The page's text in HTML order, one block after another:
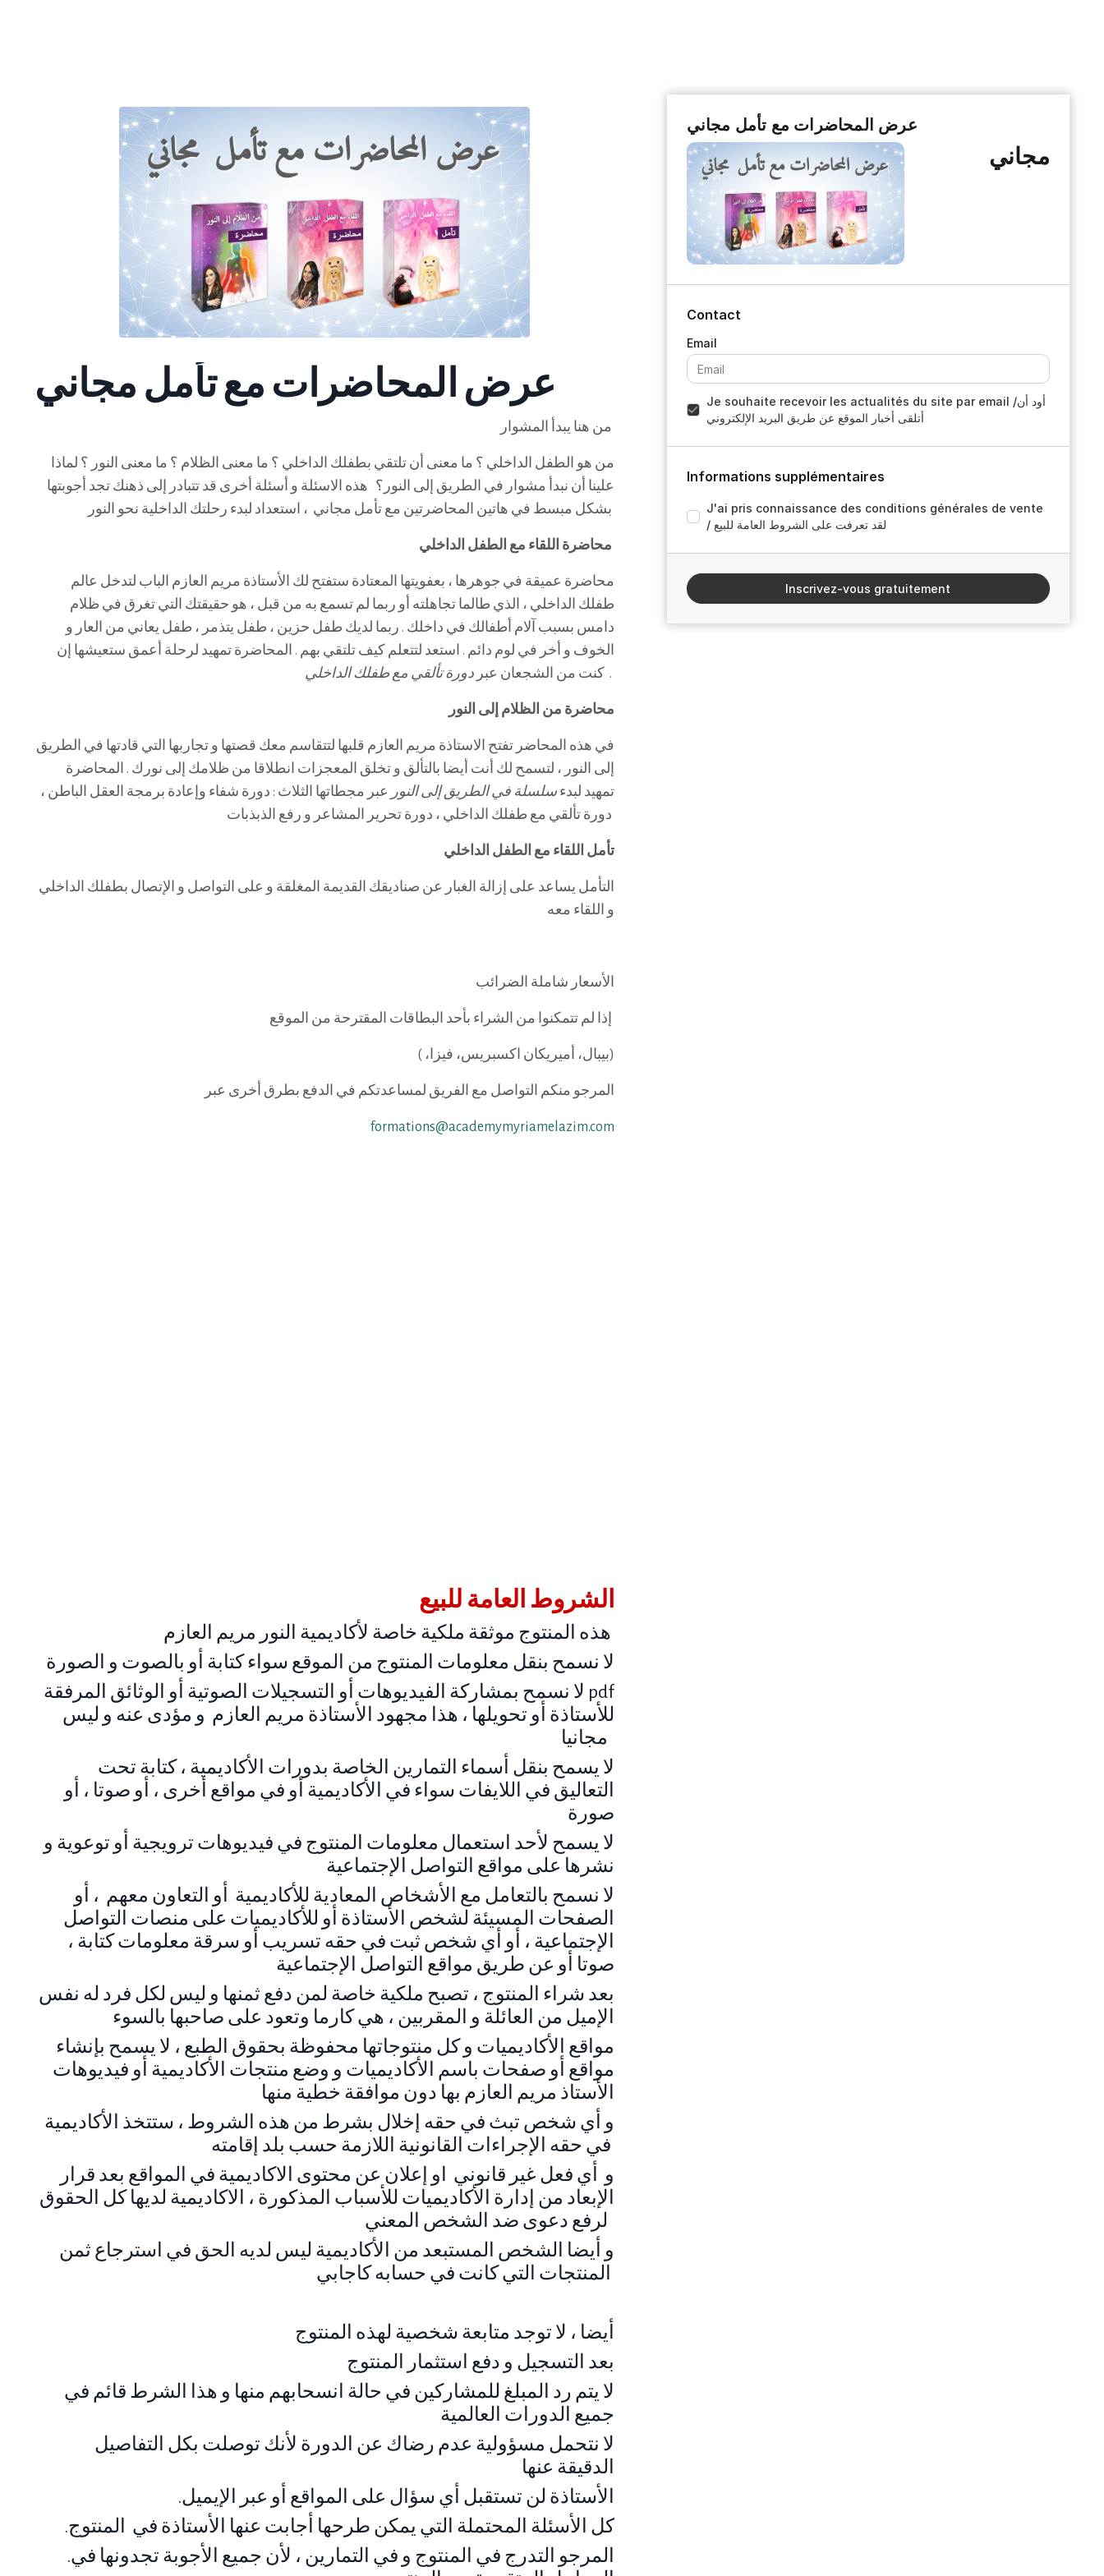
عرض المحاضرات مع تأمل مجاني
من هو الطفل الداخلي ؟ ما معنى أن تلتقي بطفلك الداخلي ؟ ما معنى الظلام ؟ ما معنى النور ؟ لماذا
علينا أن نبدأ مشوار في الطريق إلى النور؟ هذه الاسئلة و أسئلة أخرى قد تتبادر إلى ذهنك تجد أجوبتها
محاضرة عميقة في جوهرها ، بعفويتها المعتادة ستفتح لك الأستاذة مريم العازم الباب لتدخل عالم
طفلك الداخلي ، الذي طالما تجاهلته أو ربما لم تسمع به من قبل ، هو حقيقتك التي تغرق في ظلام
دامس بسبب آلام أطفالك في داخلك . ربما لديك طفل حزين ، طفل يتذمر ، طفل يعاني من العار و
الخوف و أخر في لوم دائم . استعد لتتعلم كيف تلتقي بهم . المحاضرة تمهيد لرحلة أعمق ستعيشها إن
كنت من الشجعان عبر .
محاضرة من الظلام إلى النور
في هذه المحاضر تفتح الاستاذة مريم العازم قلبها لتتقاسم معك قصتها و تجاربها التي قادتها في الطريق
إلى النور ، لتسمح لك أنت أيضا بالتألق و تخلق المعجزات انطلاقا من ظلامك إلى نورك . المحاضرة
تمهيد لبدءسلسلة في الطريق إلى النور عبر مجطاتها الثلاث : دورة شفاء وإعادة برمجة العقل الباطن ،
تأمل اللقاء مع الطفل الداخلي
التأمل يساعد على إزالة الغبار عن صناديقك القديمة المغلقة و على التواصل و الإتصال بطفلك الداخلي
و اللقاء معه
الأسعار شاملة الضرائب
إذا لم تتمكنوا من الشراء بأحد البطاقات المقترحة من الموقع
(بيبال، أميريكان اكسبريس، فيزا، )
المرجو منكم التواصل مع الفريق لمساعدتكم في الدفع بطرق أخرى عبر
formations@academymyriamelazim.com
الشروط العامة للبيع
لا نسمح بنقل معلومات المنتوج من الموقع سواء كتابة أو بالصوت و الصورة
لا نسمح بمشاركة الفيديوهات أو التسجيلات الصوتية أو الوثائق المرفقة pdf
للأستاذة أو تحويلها ، هذا مجهود الأستاذة مريم العازم و مؤدى عنه و ليس
لا يسمح بنقل أسماء التمارين الخاصة بدورات الأكاديمية ، كتابة تحت
التعاليق في اللايفات سواء في الأكاديمية أو في مواقع أخرى ، أو صوتا ، أو
صورة
لا يسمح لأحد استعمال معلومات المنتوج في فيديوهات ترويجية أو توعوية و
نشرها على مواقع التواصل الإجتماعية
لا نسمح بالتعامل مع الأشخاص المعادية للأكاديمية أو التعاون معهم ، أو
الصفحات المسيئة لشخص الأستاذة أو للأكاديميات على منصات التواصل
الإجتماعية ، أو أي شخص ثبت في حقه تسريب أو سرقة معلومات كتابة ،
صوتا أو عن طريق مواقع التواصل الإجتماعية
بعد شراء المنتوج ، تصبح ملكية خاصة لمن دفع ثمنها و ليس لكل فرد له نفس
الإميل من العائلة و المقربين ، هي كارما وتعود على صاحبها بالسوء
مواقع الأكاديميات و كل منتوجاتها محفوظة بحقوق الطبع ، لا يسمح بإنشاء
مواقع أو صفحات باسم الأكاديميات و وضع منتجات الأكاديمية أو فيديوهات
الأستاذ مريم العازم بها دون موافقة خطية منها
و أي شخص تبث في حقه إخلال بشرط من هذه الشروط ، ستتخذ الأكاديمية
و أي فعل غير قانوني او إعلان عن محتوى الاكاديمية في المواقع بعد قرار
الإبعاد من إدارة الأكاديميات للأسباب المذكورة ، الاكاديمية لديها كل الحقوق
و أيضا الشخص المستبعد من الأكاديمية ليس لديه الحق في استرجاع ثمن
أيضا ، لا توجد متابعة شخصية لهذه المنتوج
بعد التسجيل و دفع استثمار المنتوج
لا يتم رد المبلغ للمشاركين في حالة انسحابهم منها و هذا الشرط قائم في
جميع الدورات العالمية
لا نتحمل مسؤولية عدم رضاك عن الدورة لأنك توصلت بكل التفاصيل
الدقيقة عنها
.الأستاذة لن تستقبل أي سؤال على المواقع أو عبر الإيميل
.كل الأسئلة المحتملة التي يمكن طرحها أجابت عنها الأستاذة في المنتوج
.المرجو التدرج في المنتوج و في التمارين ، لأن جميع الأجوبة تجدونها في
عرض المحاضرات مع تأمل مجاني
مجاني
Contact
Je souhaite recevoir les actualités du site par email /أود أن
أتلقى أخبار الموقع عن طريق البريد الإلكتروني
Informations supplémentaires
J'ai pris connaissance des conditions générales de vente
/ لقد تعرفت على الشروط العامة للبيع
Inscrivez-vous gratuitement